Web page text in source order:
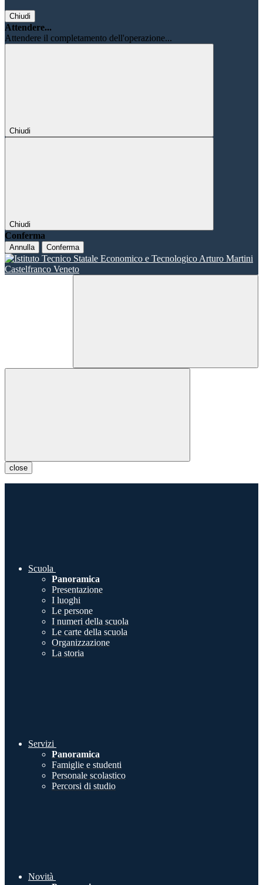
Chiudi
Attendere...
Attendere il completamento dell'operazione...
Chiudi
Chiudi
Conferma
Annulla Conferma
close
Scuola
Panoramica
Presentazione
I luoghi
Le persone
I numeri della scuola
Le carte della scuola
Organizzazione
La storia
Servizi
Panoramica
Famiglie e studenti
Personale scolastico
Percorsi di studio
Novità